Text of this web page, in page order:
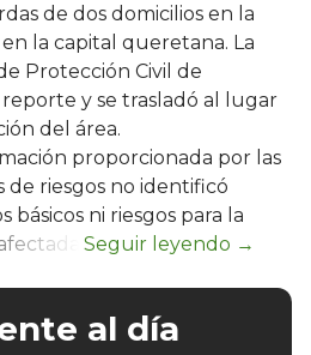
de dos domicilios en la
la capital queretana. La
Protección Civil de
y se trasladó al lugar
del área.
proporcionada por las
de riesgos no identificó
básicos ni riesgos para la
al día